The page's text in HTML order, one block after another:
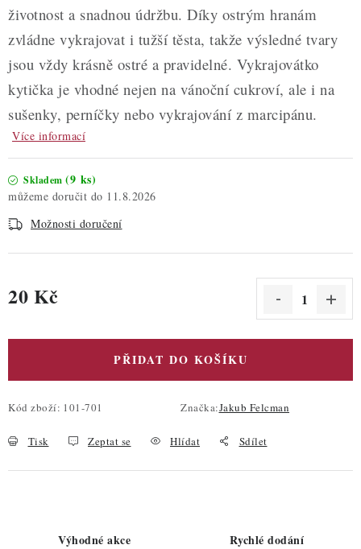
životnost a snadnou údržbu. Díky ostrým hranám
zvládne vykrajovat i tužší těsta, takže výsledné tvary
jsou vždy krásně ostré a pravidelné. Vykrajovátko
kytička je vhodné nejen na vánoční cukroví, ale i na
sušenky, perníčky nebo vykrajování z marcipánu.
Více informací
Skladem (9 ks)
11.8.2026
Možnosti doručení
20 Kč
PŘIDAT DO KOŠÍKU
Kód zboží: 101-701 Značka:Jakub Felcman
Tisk Zeptat se Hlídat Sdílet
Výhodné akce Rychlé dodání